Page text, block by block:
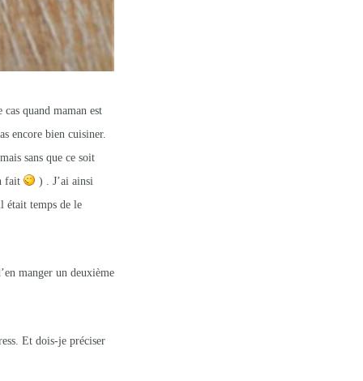
quand maman est
encore bien cuisiner.
sans que ce soit
fait
) . J’ai ainsi
était temps de le
manger un deuxième
Et dois-je préciser